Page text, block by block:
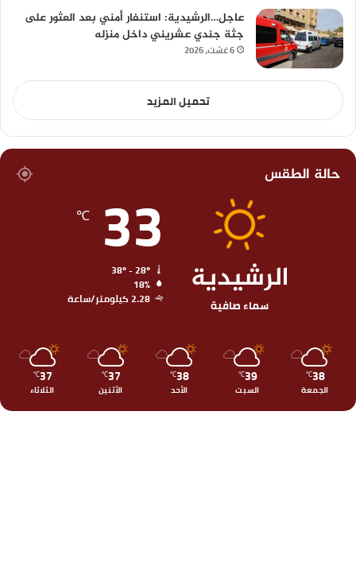
عاجل…الرشيدية: استنفار أمني بعد العثور على
جثة جندي عشريني داخل منزله
6 غشت، 2026
تحميل المزيد
حالة الطقس
الرشيدية
سماء صافية
33
℃
18%
2.28 كيلومتر/ساعة
38
℃
الجمعة
39
℃
السبت
38
℃
الأحد
37
℃
الأثنين
37
℃
الثلاثاء